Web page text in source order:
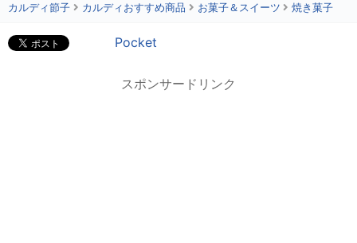
カルディ節子
カルディおすすめ商品 お菓子＆スイーツ 焼き菓子
Pocket
スポンサードリンク